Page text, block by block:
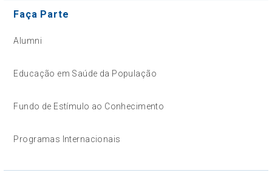
Faça Parte
Alumni
Educação em Saúde da População
Fundo de Estímulo ao Conhecimento
Programas Internacionais